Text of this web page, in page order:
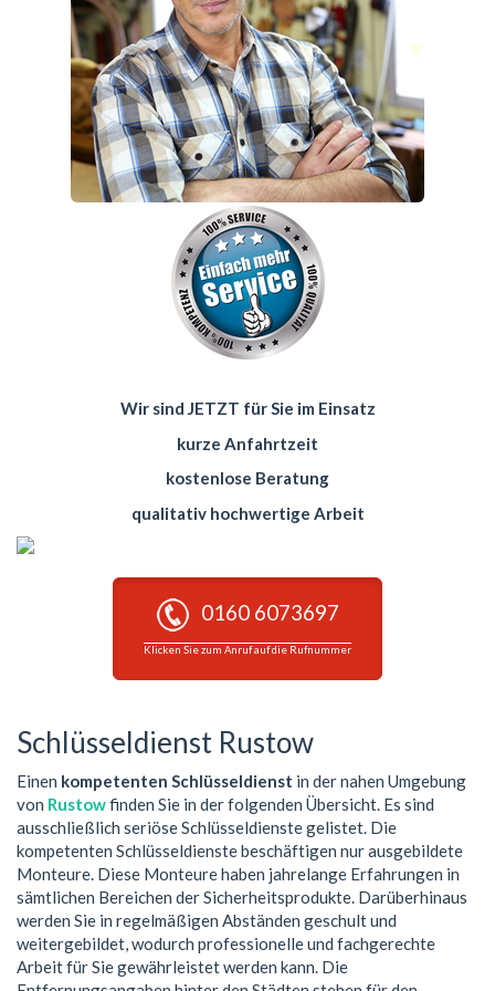
Wir sind JETZT für Sie im Einsatz
kurze Anfahrtzeit
kostenlose Beratung
qualitativ hochwertige Arbeit
0160 6073697
Klicken Sie zum Anruf auf die Rufnummer
Schlüsseldienst Rustow
Einen kompetenten Schlüsseldienst in der nahen Umgebung
von Rustowfinden Sie in der folgenden Übersicht. Es sind
ausschließlich seriöse Schlüsseldienste gelistet. Die
kompetenten Schlüsseldienste beschäftigen nur ausgebildete
Monteure. Diese Monteure haben jahrelange Erfahrungen in
sämtlichen Bereichen der Sicherheitsprodukte. Darüberhinaus
werden Sie in regelmäßigen Abständen geschult und
weitergebildet, wodurch professionelle und fachgerechte
Arbeit für Sie gewährleistet werden kann. Die